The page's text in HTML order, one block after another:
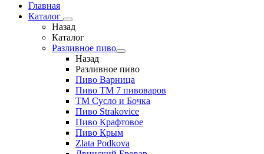
Главная
Каталог
Назад
Каталог
Разливное пиво
Назад
Разливное пиво
Пиво Варница
Пиво ТМ 7 пивоваров
ТМ Сусло и Бочка
Пиво Strakovice
Пиво Крафтовое
Пиво Крым
Zlata Podkova